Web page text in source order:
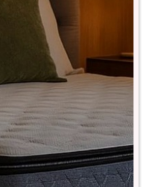
hasta en 12 cuotas
+DETALLE
¡ME INTERESA!
Avisar cuando haya stock
Métodos y costos de envío
Descripción